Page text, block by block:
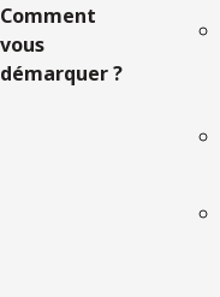
Comment
vous
démarquer ?